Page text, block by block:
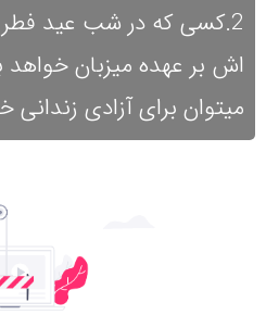
2.کسی که در شب عید فطر
میتوان برای آزادی زندانی